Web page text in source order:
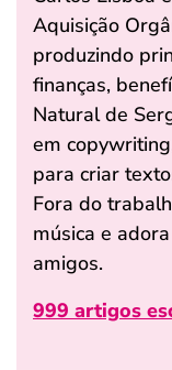
Aquisição
produzindo
finanças,
Natural de
em
para criar
Fora do
música e
amigos.
999 artigos